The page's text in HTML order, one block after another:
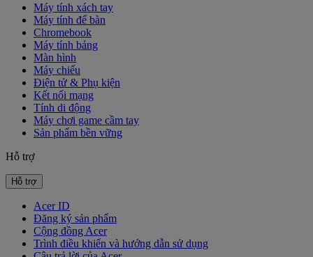
Máy tính xách tay
Máy tính để bàn
Chromebook
Máy tính bảng
Màn hình
Máy chiếu
Điện tử & Phụ kiện
Kết nối mạng
Tính di động
Máy chơi game cầm tay
Sản phẩm bền vững
Hỗ trợ
Hỗ trợ
Acer ID
Đăng ký sản phẩm
Cộng đồng Acer
Trình điều khiển và hướng dẫn sử dụng